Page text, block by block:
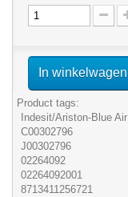
In winkelwagen
Product tags:
Indesit/Ariston-Blue Air
C00302796
J00302796
02264092
02264092001
8713411256721